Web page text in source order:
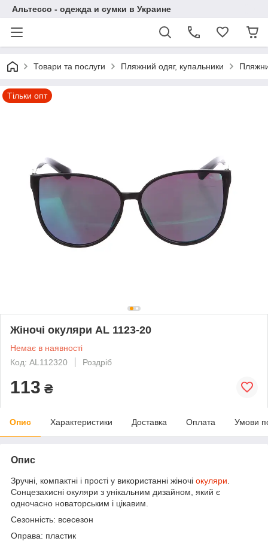
Альтессо - одежда и сумки в Украине
Товари та послуги Пляжний одяг, купальники
Тільки опт
Жіночі окуляри AL 1123-20
Немає в наявності
Код: AL112320
Роздріб
113 ₴
Опис Характеристики Доставка Оплата Умови
Опис
Зручні, компактні і прості у використанні жіночі окуляри
Сонцезахисні окуляри з унікальним дизайном, який є
одночасно новаторським і цікавим.
Сезонність: всесезон
Оправа: пластик